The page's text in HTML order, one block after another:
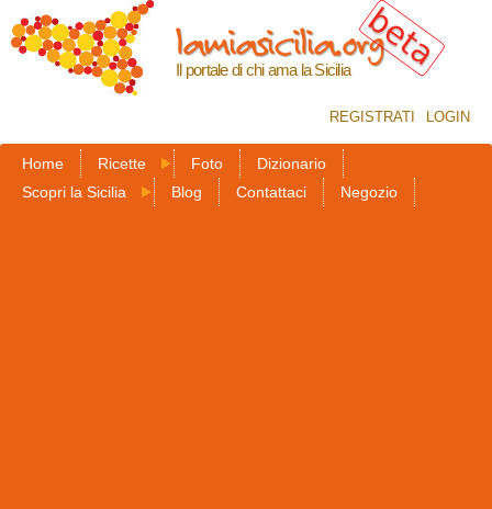
contenuto
principale
lamiasicilia.org
Il portale di chi ama la Sicilia
REGISTRATI LOGIN
Home Ricette Foto
Dizionario
Scopri la Sicilia
Blog Contattaci Negozio